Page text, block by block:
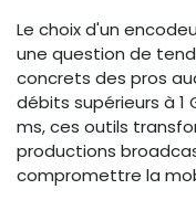
Le choix d'un
une question de
concrets des pros
débits supérieurs à 1
ms, ces outils
productions
compromettre la